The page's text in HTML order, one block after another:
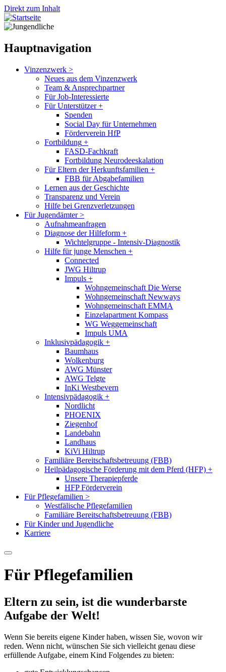
Direkt zum Inhalt
Hauptnavigation
Vinzenzwerk >
Neues aus dem Vinzenzwerk
Team & Ansprechpartner
Für Job-Interessierte
Für Unterstützer +
Spenden
Social Day für Unternehmen
Förderverein HfP
Fortbildung +
FASD-Fachkraft
Fortbildung Neurodeeskalation
Für Eltern der Herkunftsfamilien +
FBB für Abgabefamilien
Lernen aus der Geschichte
Transparenz und Verein
Hilfe bei Grenzverletzungen
Für Jugendämter >
Aufnahmeanfragen
Diagnose der Hilfeform +
Wichtelgruppe - Intensiv-Diagnostik
Hilfe für junge Menschen +
Connected
JWG Hiltrup
Impuls +
Wohngemeinschaft Die Werse
Wohngemeinschaft Newways
Wohngemeinschaft EMMA
Einzelapartment Kompass
WG Weggemeinschaft
Impuls UMA
Inklusivpädagogik +
Baumhaus
Wolkenburg
AWG Münster
AWG Telgte
InKi Westbevern
Intensivpädagogik +
Nordlicht
PHOENIX
Ziegenhof
Landebahn
Landhaus
KiVi Hiltrup
Familiäre Bereitschaftsbetreuung (FBB)
Heilpädagogische Förderung mit dem Pferd (HFP) +
Unsere Therapiepferde
HFP Förderverein
Für Pflegefamilien >
Westfälische Pflegefamilien
Familiäre Bereitschaftsbetreuung (FBB)
Für Kinder und Jugendliche
Karriere
Für Pflegefamilien
Eltern zu sein, ist die wunderbarste
Aufgabe der Welt!
Wenn Sie bereits eigene Kinder haben, wissen Sie, wovon wir
reden. Wenn nicht, wünschen Sie sich vielleicht genau diese
erfüllende Aufgabe, einem Kind Folgendes zu bieten: